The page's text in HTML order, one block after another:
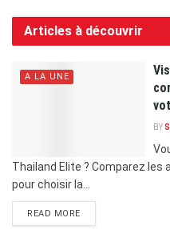
Articles à découvrir
A LA UNE
BY
Thailand Elite ? Comparez
pour choisir la...
READ MORE